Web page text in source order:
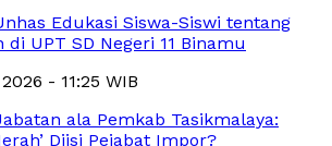
Edukasi Siswa-Siswi tentang
UPT SD Negeri 11 Binamu
- 11:25 WIB
ala Pemkab Tasikmalaya:
Diisi Pejabat Impor?